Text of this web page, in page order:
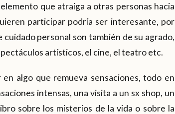
que atraiga a otras personas hacia
participar podría ser interesante, por
personal son también de su agrado,
artísticos, el cine, el teatro etc.
algo que remueva sensaciones, todo en
intensas, una visita a un sx shop, un
sobre los misterios de la vida o sobre la